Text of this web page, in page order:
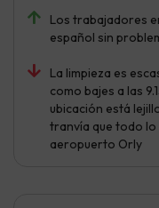
Los trabajadores
español sin
La limpieza es
como bajes a las
ubicación está
tranvía que todo lo
aeropuerto Orly